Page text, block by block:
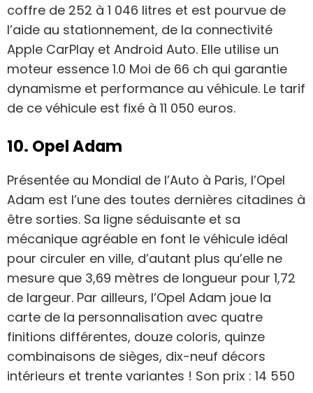
coffre de 252 à 1 046 litres et est pourvue de
l’aide au stationnement, de la connectivité
Apple CarPlay et Android Auto. Elle utilise un
moteur essence 1.0 Moi de 66 ch qui garantie
dynamisme et performance au véhicule. Le tarif
de ce véhicule est fixé à 11 050 euros.
10. Opel Adam
Présentée au Mondial de l’Auto à Paris, l’Opel
Adam est l’une des toutes dernières citadines à
être sorties. Sa ligne séduisante et sa
mécanique agréable en font le véhicule idéal
pour circuler en ville, d’autant plus qu’elle ne
mesure que 3,69 mètres de longueur pour 1,72
de largeur. Par ailleurs, l’Opel Adam joue la
carte de la personnalisation avec quatre
finitions différentes, douze coloris, quinze
combinaisons de sièges, dix-neuf décors
intérieurs et trente variantes ! Son prix : 14 550